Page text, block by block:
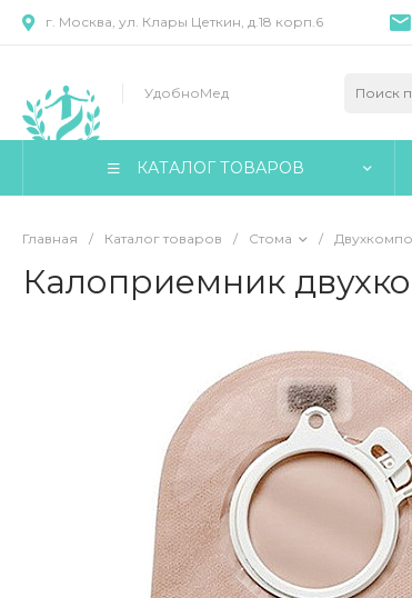
г. Москва, ул. Клары Цеткин, д.18 корп.6
УдобноМед
КАТАЛОГ ТОВАРОВ
Главная / Каталог товаров / Стома /
Калоприемник